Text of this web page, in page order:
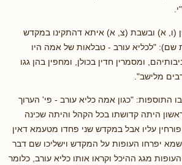
(ו, א) ובשבת (צ, א) איתא דהתקינו במקדש
שם): "לכליא עורב - טבלאות של אמה היו
ומסמרין חדין בכולן, ומחפין בהן גגו
מלישב".
התוספות: "כגון אמה כליא עורב - פי' הערוך
היתה קדושתו בכל הקהל והיתה שכינה
פורחין עליו אבל במקדש שני פחדו מטעמא דאין
יפרחו העופות על המקדש וישליכו שם דבר
מגג ההיכל וקראו אותו כליא עורב, כלומר